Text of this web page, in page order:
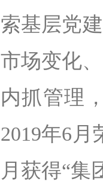
索基层党
市场变化
内抓管理
2019年6月
月获得“集